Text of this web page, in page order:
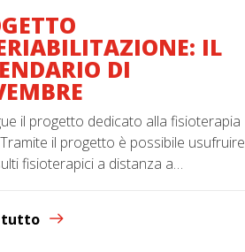
IL
DI
il progetto dedicato alla fisioterapia
il progetto è possibile usufruire
fisioterapici a distanza a…
tutto